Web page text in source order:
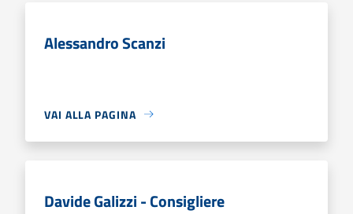
Alessandro Scanzi
VAI ALLA PAGINA
Davide Galizzi - Consigliere